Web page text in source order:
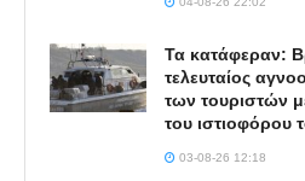
Τα κατάφεραν:
τελευταίος
των τουριστών
του ιστιοφόρου
03-08-26 12:18